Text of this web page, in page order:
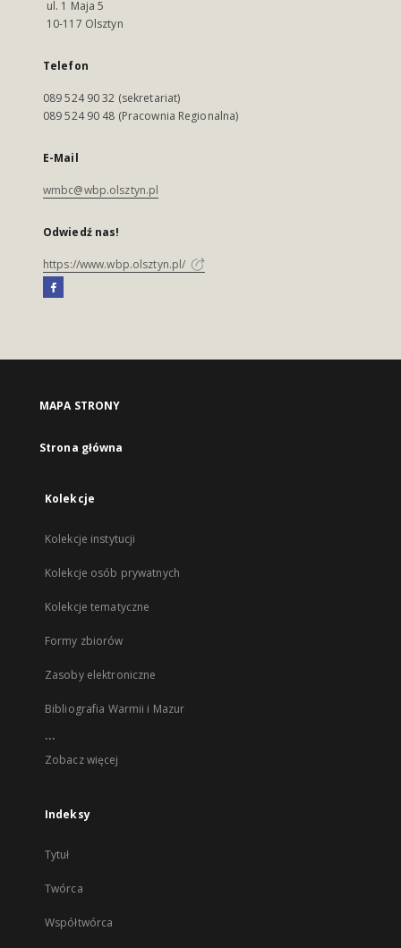
ul. 1 Maja 5
10-117 Olsztyn
Telefon
089 524 90 32 (sekretariat)
089 524 90 48 (Pracownia Regionalna)
E-Mail
wmbc@wbp.olsztyn.pl
Odwiedź nas!
https://www.wbp.olsztyn.pl/
MAPA STRONY
Strona główna
Kolekcje
Kolekcje instytucji
Kolekcje osób prywatnych
Kolekcje tematyczne
Formy zbiorów
Zasoby elektroniczne
Bibliografia Warmii i Mazur
...
Zobacz więcej
Indeksy
Tytuł
Twórca
Współtwórca